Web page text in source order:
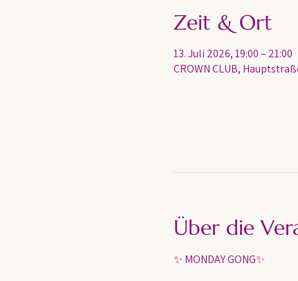
Zeit & Ort
13. Juli 2026, 19:00 – 21:00
CROWN CLUB,
Über die
✨ MONDAY GONG✨